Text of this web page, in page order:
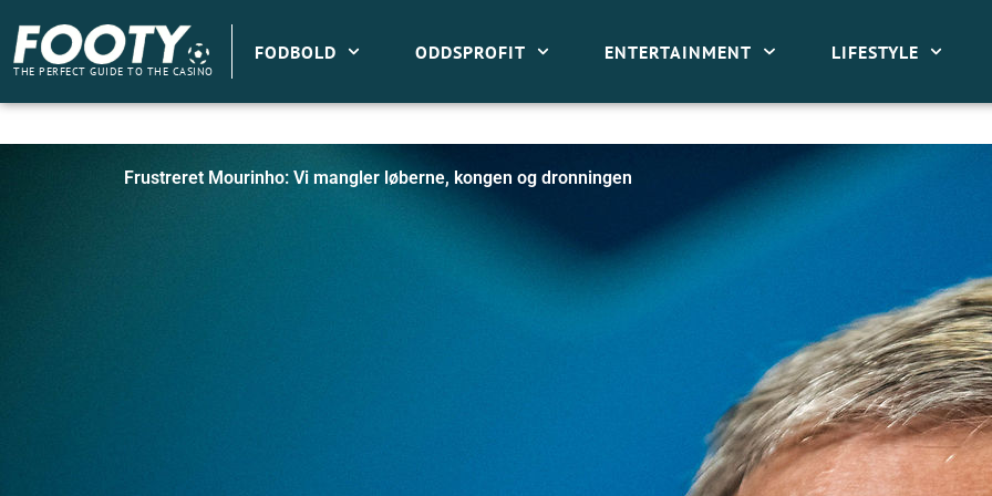
indholdet
THE PERFECT GUIDE TO THE CASINO
FODBOLD ODDSPROFIT ENTERTAINMENT LIFESTYLE
Frustreret Mourinho: Vi mangler løberne, kongen og dronningen